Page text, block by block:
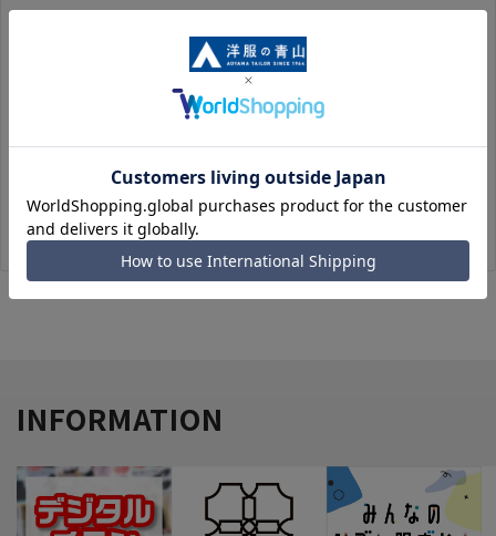
毎回のご注文時に入力いただく必要があります。
※洋服の青山オンラインストアのポイントは付与されません。
また、ゲスト購入後の会員情報統合・ポイントの付与は、対応
※購入履歴の確認、領収書の発行、キャンセル手続きはご利用
いただけません。
INFORMATION